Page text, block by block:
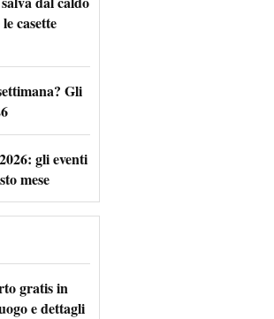
casette
Gli
gli eventi
mese
gratis in
e dettagli